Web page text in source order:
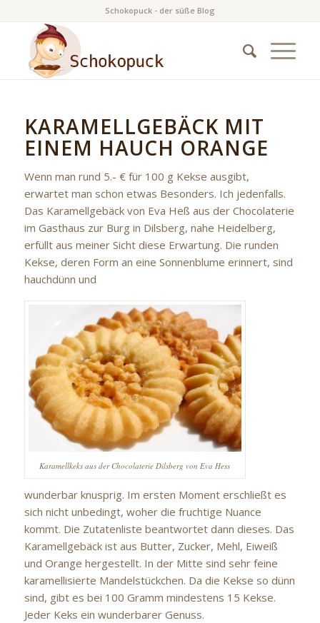
Schokopuck - der süße Blog
KARAMELLGEBÄCK MIT
EINEM HAUCH ORANGE
Wenn man rund 5.- € für 100 g Kekse ausgibt,
erwartet man schon etwas Besonders. Ich jedenfalls.
Das Karamellgebäck von Eva Heß aus der Chocolaterie
im Gasthaus zur Burg in Dilsberg, nahe Heidelberg,
erfüllt aus meiner Sicht diese Erwartung. Die runden
Kekse, deren Form an eine Sonnenblume erinnert, sind
hauchdünn und
Karamellkeks aus der Chocolaterie Dilsberg von Eva Hess
wunderbar knusprig. Im ersten Moment erschließt es
sich nicht unbedingt, woher die fruchtige Nuance
kommt. Die Zutatenliste beantwortet dann dieses. Das
Karamellgebäck ist aus Butter, Zucker, Mehl, Eiweiß
und Orange hergestellt. In der Mitte sind sehr feine
karamellisierte Mandelstückchen. Da die Kekse so dünn
sind, gibt es bei 100 Gramm mindestens 15 Kekse.
Jeder Keks ein wunderbarer Genuss.